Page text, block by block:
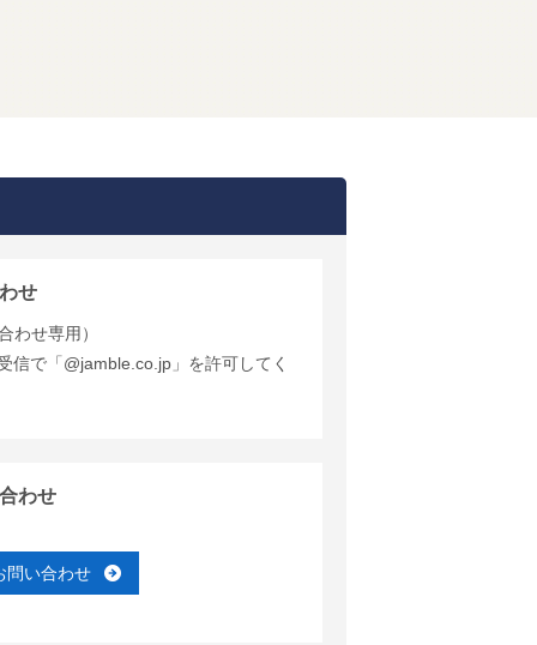
せ
わせ専用）
信で「@jamble.co.jp」を許可してく
わせ
問い合わせ